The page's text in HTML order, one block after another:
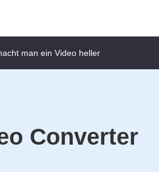
man ein Video heller
Converter